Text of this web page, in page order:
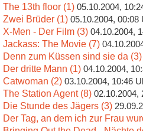
The 13th floor (1) 05.10.2004,
Zwei Brüder (1) 05.10.2004, 00:08
X-Men - Der Film (3) 04.10.2004,
Jackass: The Movie (7)
Denn zum Küssen sind sie da (3)
Der dritte Mann (1) 04.10.2004,
Catwoman (2) 03.10.2004, 10:46
The Station Agent (8) 02.10.2004,
Die Stunde des Jägers (3)
Der Tag, an dem ich zur Frau